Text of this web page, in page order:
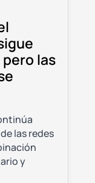
las
las redes
y